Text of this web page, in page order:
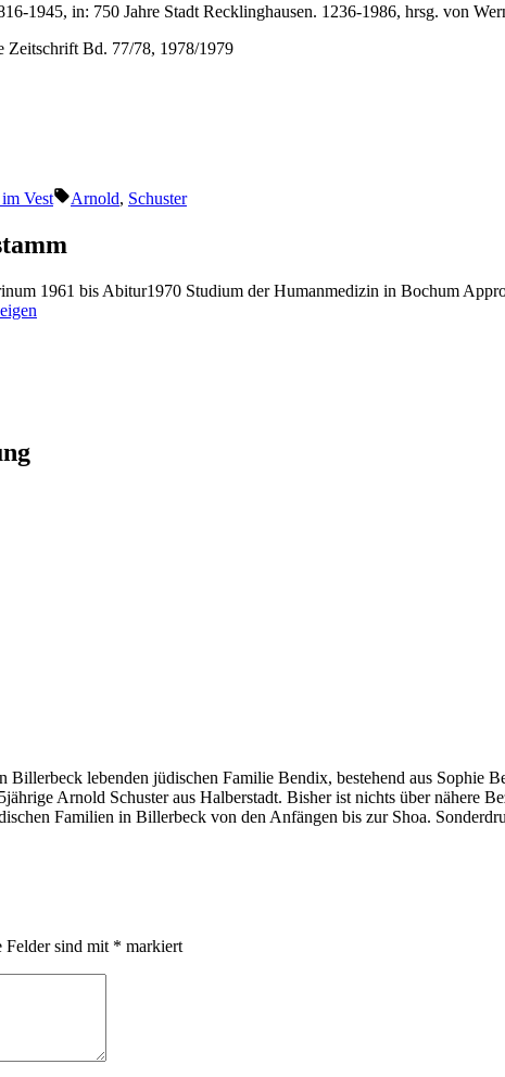
1945, in: 750 Jahre Stadt Recklinghausen. 1236-1986, hrsg. von
Zeitschrift Bd. 77/78, 1978/1979
Vest Schlagwörter:
Arnold, Schuster
1961 bis Abitur1970 Studium der Humanmedizin in Bochum
lebenden jüdischen Familie Bendix, bestehend aus Sophie
Arnold Schuster aus Halberstadt. Bisher ist nichts über nähere
Familien in Billerbeck von den Anfängen bis zur Shoa.
Felder sind mit * markiert